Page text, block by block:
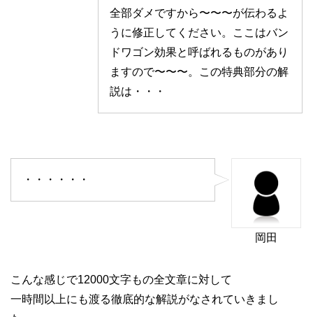
全部ダメですから〜〜〜が伝わるよ
うに修正してください。ここはバン
ドワゴン効果と呼ばれるものがあり
ますので〜〜〜。この特典部分の解
説は・・・
岡田
・・・・・・
こんな感じで12000文字もの全文章に対して
一時間以上にも渡る徹底的な解説がなされていきまし